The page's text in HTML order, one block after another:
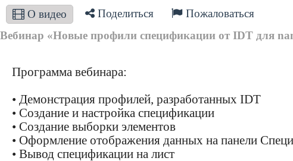
О видео Поделиться
Пожаловаться
Вебинар «Новые профили спецификации от IDT для
Программа вебинара:
• Демонстрация профилей, разработанных IDT
• Создание и настройка спецификации
• Создание выборки элементов
• Оформление отображения данных на панели
• Вывод спецификации на лист